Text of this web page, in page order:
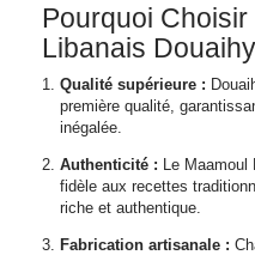
Pourquoi
Libanais
Qualité supérieure :
première qualité,
inégalée.
Authenticité : Le Maamoul
fidèle aux recettes
riche et authentique.
Fabrication artisanale :